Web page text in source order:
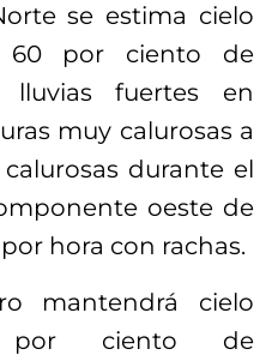
se estima cielo
60 por ciento de
lluvias fuertes en
muy calurosas a
durante el
oeste de
hora con rachas.
mantendrá cielo
por ciento de